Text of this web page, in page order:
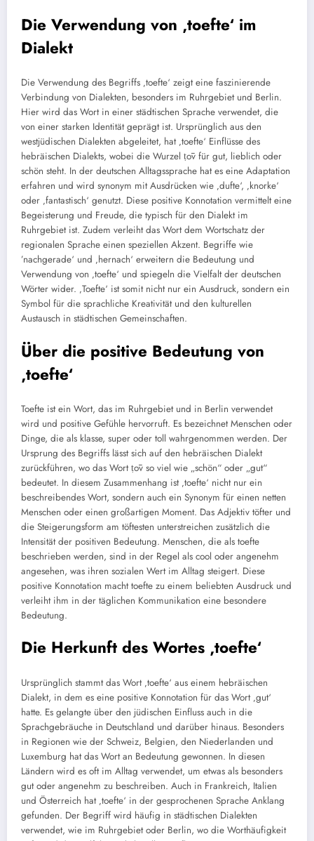
Die Verwendung von ‚toefte‘ im
Dialekt
Die Verwendung des Begriffs ‚toefte‘ zeigt eine faszinierende
Verbindung von Dialekten, besonders im Ruhrgebiet und Berlin.
Hier wird das Wort in einer städtischen Sprache verwendet, die
von einer starken Identität geprägt ist. Ursprünglich aus den
westjüdischen Dialekten abgeleitet, hat ‚toefte‘ Einflüsse des
hebräischen Dialekts, wobei die Wurzel ṭōv für gut, lieblich oder
schön steht. In der deutschen Alltagssprache hat es eine Adaptation
erfahren und wird synonym mit Ausdrücken wie ‚dufte‘, ‚knorke‘
oder ‚fantastisch‘ genutzt. Diese positive Konnotation vermittelt eine
Begeisterung und Freude, die typisch für den Dialekt im
Ruhrgebiet ist. Zudem verleiht das Wort dem Wortschatz der
regionalen Sprache einen speziellen Akzent. Begriffe wie
’nachgerade‘ und ‚hernach‘ erweitern die Bedeutung und
Verwendung von ‚toefte‘ und spiegeln die Vielfalt der deutschen
Wörter wider. ‚Toefte‘ ist somit nicht nur ein Ausdruck, sondern ein
Symbol für die sprachliche Kreativität und den kulturellen
Austausch in städtischen Gemeinschaften.
Über die positive Bedeutung von
‚toefte‘
Toefte ist ein Wort, das im Ruhrgebiet und in Berlin verwendet
wird und positive Gefühle hervorruft. Es bezeichnet Menschen oder
Dinge, die als klasse, super oder toll wahrgenommen werden. Der
Ursprung des Begriffs lässt sich auf den hebräischen Dialekt
zurückführen, wo das Wort ṭōv so viel wie „schön“ oder „gut“
bedeutet. In diesem Zusammenhang ist ‚toefte‘ nicht nur ein
beschreibendes Wort, sondern auch ein Synonym für einen netten
Menschen oder einen großartigen Moment. Das Adjektiv töfter und
die Steigerungsform am töftesten unterstreichen zusätzlich die
Intensität der positiven Bedeutung. Menschen, die als toefte
beschrieben werden, sind in der Regel als cool oder angenehm
angesehen, was ihren sozialen Wert im Alltag steigert. Diese
positive Konnotation macht toefte zu einem beliebten Ausdruck und
verleiht ihm in der täglichen Kommunikation eine besondere
Bedeutung.
Die Herkunft des Wortes ‚toefte‘
Ursprünglich stammt das Wort ‚toefte‘ aus einem hebräischen
Dialekt, in dem es eine positive Konnotation für das Wort ‚gut‘
hatte. Es gelangte über den jüdischen Einfluss auch in die
Sprachgebräuche in Deutschland und darüber hinaus. Besonders
in Regionen wie der Schweiz, Belgien, den Niederlanden und
Luxemburg hat das Wort an Bedeutung gewonnen. In diesen
Ländern wird es oft im Alltag verwendet, um etwas als besonders
gut oder angenehm zu beschreiben. Auch in Frankreich, Italien
und Österreich hat ‚toefte‘ in der gesprochenen Sprache Anklang
gefunden. Der Begriff wird häufig in städtischen Dialekten
verwendet, wie im Ruhrgebiet oder Berlin, wo die Worthäufigkeit